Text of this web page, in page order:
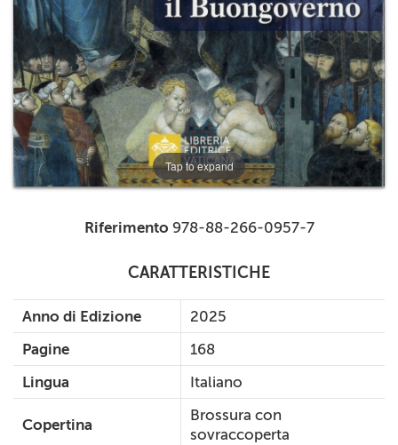
Tap to expand
Riferimento 978-88-266-0957-7
CARATTERISTICHE
Anno di Edizione
2025
Pagine
168
Lingua
Italiano
Copertina
Brossura con
sovraccoperta